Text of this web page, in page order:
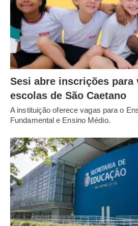
Sesi abre inscrições para
escolas de São Caetano
A instituição oferece vagas para o
Fundamental e Ensino Médio.